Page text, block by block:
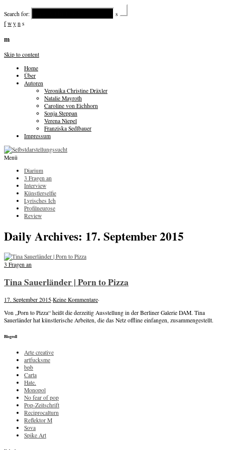
Search for:
s
f w y n s
m
Skip to content
Home
Über
Autoren
Veronika Christine Dräxler
Natalie Mayroth
Caroline von Eichhorn
Sonja Steppan
Verena Niepel
Franziska Sedlbauer
Impressum
Menü
Diarium
3 Fragen an
Interview
Künstlerselfie
Lyrisches Ich
Profilneurose
Review
Daily Archives: 17. September 2015
3 Fragen an
Tina Sauerländer | Porn to Pizza
17. September 2015·Keine Kommentare·
Von „Porn to Pizza“ heißt die derzeitig Ausstellung in der Berliner Galerie DAM. Tina
Sauerländer hat künstlerische Arbeiten, die das Netz offline einfangen, zusammengestellt.
Blogroll
Arte creative
artfucksme
bpb
Carta
Hate.
Monopol
No fear of pop
Pop-Zeitschrift
Reciprocalturn
Reflektor M
Sova
Spike Art